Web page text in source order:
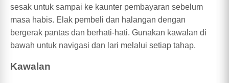
sesak untuk sampai ke kaunter pembayaran sebelum
masa habis. Elak pembeli dan halangan dengan
bergerak pantas dan berhati-hati. Gunakan kawalan di
bawah untuk navigasi dan lari melalui setiap tahap.
Kawalan